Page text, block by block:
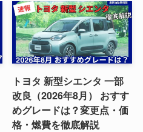
トヨタ 新型シエンタ 一部
改良（2026年8月） おすす
めグレードは？変更点・価
格・燃費を徹底解説